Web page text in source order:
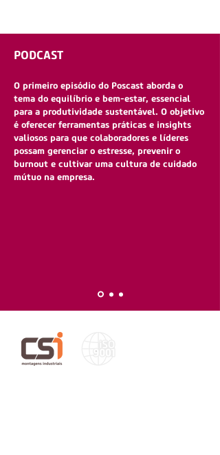
PODCAST
O primeiro episódio do Poscast aborda o
tema do equilíbrio e bem-estar, essencial
para a produtividade sustentável. O objetivo
é oferecer ferramentas práticas e insights
valiosos para que colaboradores e líderes
possam gerenciar o estresse, prevenir o
burnout e cultivar uma cultura de cuidado
mútuo na empresa.